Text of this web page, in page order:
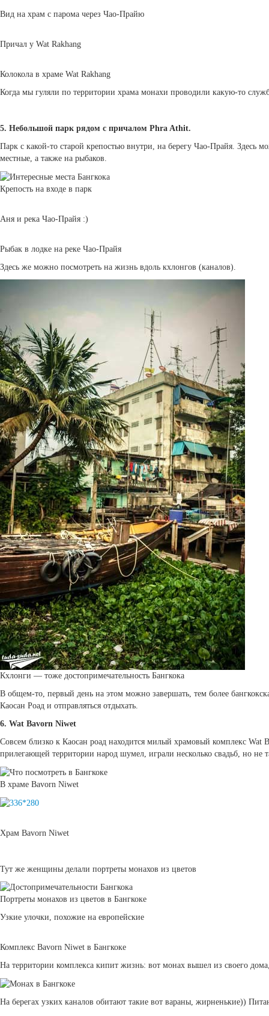
Вид на храм с парома через Чао-Прайю
Причал у Wat Rakhang
Колокола в храме Wat Rakhang
Когда мы гуляли по территории храма монахи проводили какую-то
5. Небольшой парк рядом с причалом Phra Athit.
Парк с какой-то старой крепостью внутри, на берегу Чао-Прайя. Здесь
местные, а также на рыбаков.
Крепость на входе в парк
Аня и река Чао-Прайя :)
Рыбак в лодке на реке Чао-Прайя
Здесь же можно посмотреть на жизнь вдоль кхлонгов (каналов).
Кхлонги — тоже достопримечательность Бангкока
В общем-то, первый день на этом можно завершать, тем более
Каосан Роад и отправляться отдыхать.
6. Wat Bavorn Niwet
Совсем близко к Каосан роад находится милый храмовый комплекс
прилегающей территории народ шумел, играли несколько свадьб, но не
В храме Bavorn Niwet
Храм Bavorn Niwet
Тут же женщины делали портреты монахов из цветов
Портреты монахов из цветов в Бангкоке
Узкие улочки, похожие на европейские
Комплекс Bavorn Niwet в Бангкоке
На территории комплекса кипит жизнь: вот монах вышел из своего
На берегах узких каналов обитают такие вот вараны, жирненькие))